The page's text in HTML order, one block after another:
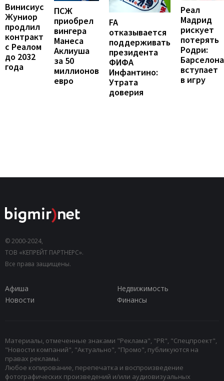
Винисиус
Жуниор
продлил
контракт
с Реалом
до 2032
года
ПСЖ
приобрел
вингера
Манеса
Аклиуша
за 50
миллионов
евро
FA
отказывается
поддерживать
президента
ФИФА
Инфантино:
Утрата
доверия
Реал
Мадрид
рискует
потерять
Родри:
Барселона
вступает
в игру
© 2000-2024,
ТОВ «КЕПРЕЙТ ПАРТНЕРС».
Все права защищены.
Афиша
Недвижимость
Новости
Финансы
Материалы, отмеченные знаками "Реклама", "PR", "Спецпроект",
"Новости компаний", "Актуально", "Промо", публикуются на
правах рекламы.
Любое копирование, перепечатка и воспроизведение
фотографических произведений и/или аудиовизуальных